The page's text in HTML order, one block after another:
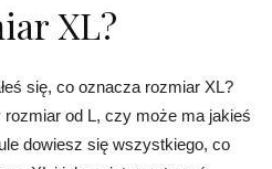
XL?
się, co oznacza rozmiar XL?
od L, czy może ma jakieś
dowiesz się wszystkiego, co